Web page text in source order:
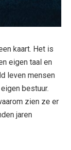
kaart. Het is
eigen taal en
leven mensen
bestuur.
zien ze er
jaren